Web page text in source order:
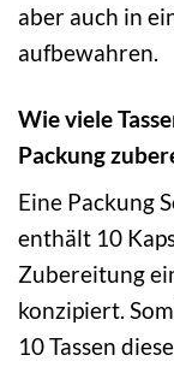
aber auch in
aufbewahren.
Wie viele
Packung
Eine Packung
enthält 10
Zubereitung
konzipiert.
10 Tassen